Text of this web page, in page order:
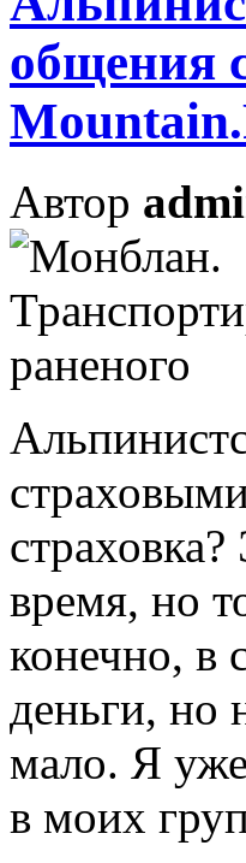
общения
Автор
время, но
конечно, в
деньги, но
мало. Я
в моих